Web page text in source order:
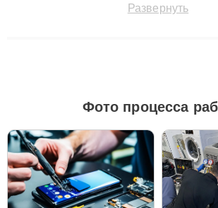
технику с сохранением гарантии до 3 лет.
Развернуть
Фото процесса